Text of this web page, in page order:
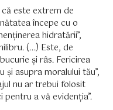
este extrem de
începe cu o
hidratării”,
(...) Este, de
și râs. Fericirea
asupra moralului tău”,
nu ar trebui folosit
a vă evidenția”.